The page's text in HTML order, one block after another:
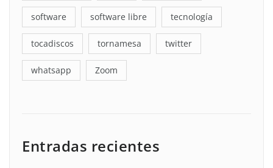
software software libre tecnología
tocadiscos tornamesa twitter
whatsapp Zoom
Entradas recientes